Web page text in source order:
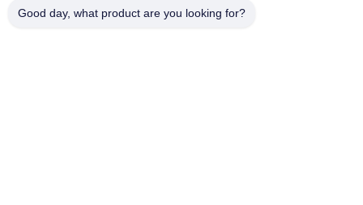
Good day, what product are you looking for?